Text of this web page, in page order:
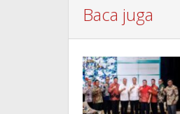
Baca juga